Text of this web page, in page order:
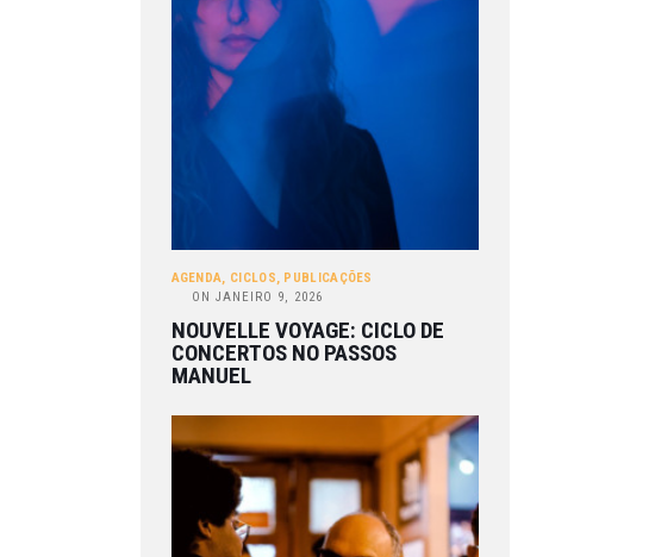
AGENDA, CICLOS, PUBLICAÇÕES
ON JANEIRO 9, 2026
NOUVELLE VOYAGE: CICLO DE
CONCERTOS NO PASSOS
MANUEL